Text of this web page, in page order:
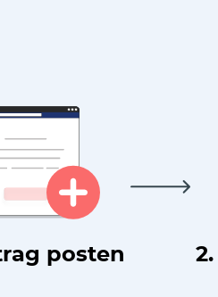
posten